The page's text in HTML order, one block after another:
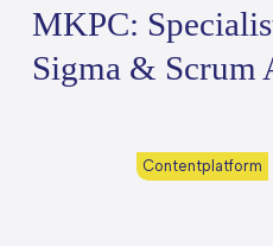
MKPC:
Sigma & Scrum
Contentplatform